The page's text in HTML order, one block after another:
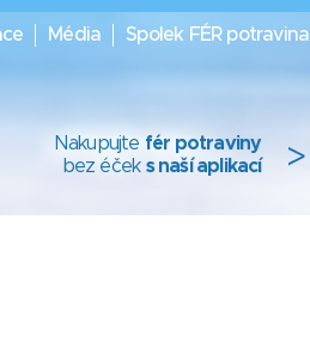
Média Spolek FÉR potravina
Nakupujte fér potraviny
bez éček s naší aplikací >